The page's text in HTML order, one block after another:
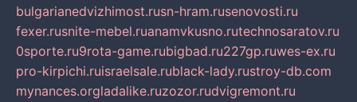
bulgarianedvizhimost.rusn-hram.rusenovosti.ru
fexer.rusnite-mebel.ruanamvkusno.rutechnosaratov.ru
0sporte.ru9rota-game.rubigbad.ru227gp.ruwes-ex.ru
pro-kirpichi.ruisraelsale.rublack-lady.rustroy-db.com
mynances.orgladalike.ruzozor.rudvigremont.ru